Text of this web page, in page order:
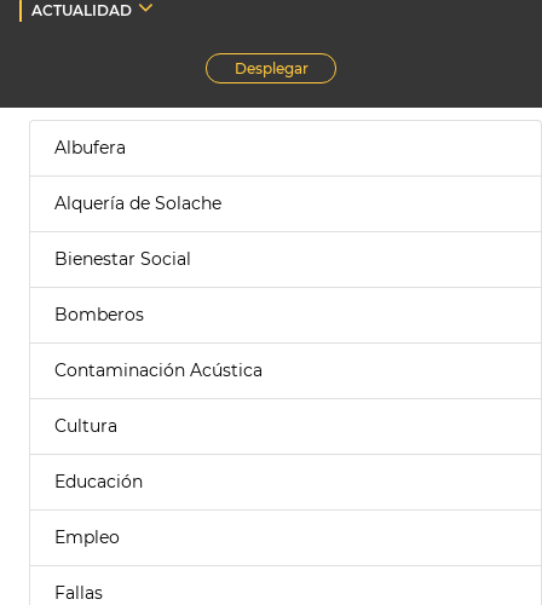
ACTUALIDAD
Desplegar
Albufera
Alquería de Solache
Bienestar Social
Bomberos
Contaminación Acústica
Cultura
Educación
Empleo
Fallas